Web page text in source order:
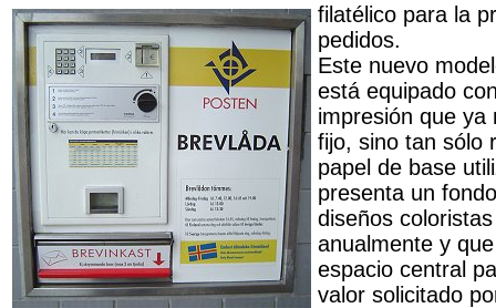
filatélico para la
pedidos.
Este nuevo
está equipado
impresión que ya
fijo, sino tan sólo
papel de base
presenta un
diseños
anualmente y
espacio central
valor solicitado